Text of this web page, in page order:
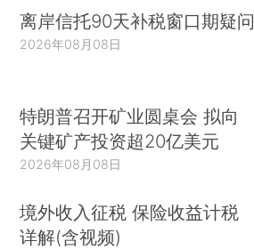
离岸信托90天补税窗口期疑问
2026年08月08日
特朗普召开矿业圆桌会 拟向
关键矿产投资超20亿美元
2026年08月08日
境外收入征税 保险收益计税
详解(含视频)